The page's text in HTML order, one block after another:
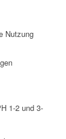
Nutzung
1-2 und 3-